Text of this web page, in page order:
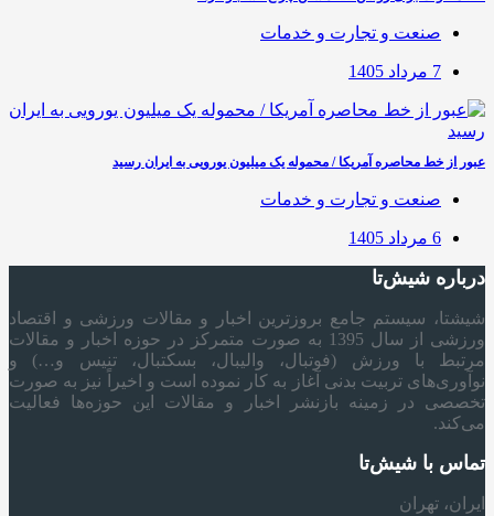
صنعت و تجارت و خدمات
7 مرداد 1405
عبور از خط محاصره آمریکا / محموله یک میلیون یورویی به ایران رسید
صنعت و تجارت و خدمات
6 مرداد 1405
درباره شیش‌تا
شیشتا، سیستم جامع بروزترین اخبار و مقالات ورزشی و اقتصاد
ورزشی از سال 1395 به صورت متمرکز در حوزه اخبار و مقالات
مرتبط با ورزش (فوتبال، والیبال، بسکتبال، تنیس و…) و
نوآوری‌های تربیت بدنی آغاز به کار نموده است و اخیراً نیز به صورت
تخصصی در زمینه بازنشر اخبار و مقالات این حوزه‌ها فعالیت
می‌کند.
تماس با شیش‌تا
ایران، تهران